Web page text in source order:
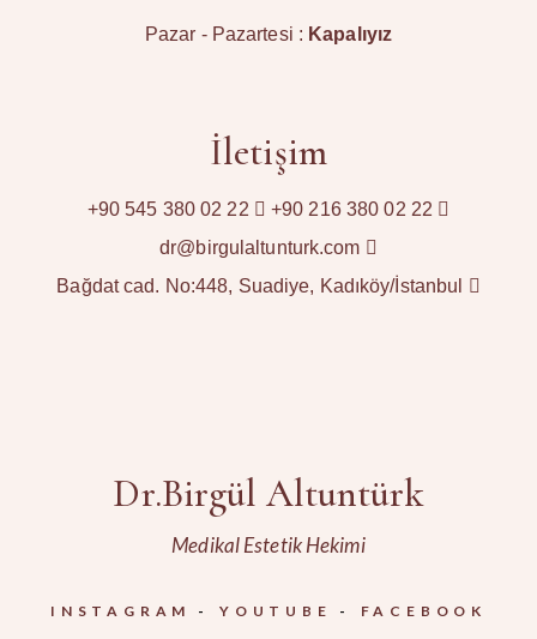
Pazar - Pazartesi : Kapalıyız
İletişim
+90 545 380 02 22
+90 216 380 02 22
dr@birgulaltunturk.com
Bağdat cad. No:448, Suadiye, Kadıköy/İstanbul
Dr.Birgül Altuntürk
Medikal Estetik Hekimi
INSTAGRAM YOUTUBE FACEBOOK